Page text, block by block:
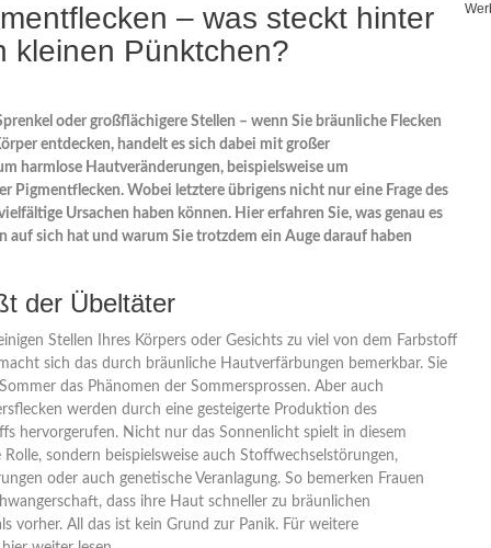
– was steckt hinter
kleinen Pünktchen?
oder großflächigere Stellen – wenn Sie bräunliche Flecken
entdecken, handelt es sich dabei mit großer
harmlose Hautveränderungen, beispielsweise um
Pigmentflecken. Wobei letztere übrigens nicht nur eine Frage des
Ursachen haben können. Hier erfahren Sie, was genau es
auf sich hat und warum Sie trotzdem ein Auge darauf haben
der Übeltäter
Stellen Ihres Körpers oder Gesichts zu viel von dem Farbstoff
sich das durch bräunliche Hautverfärbungen bemerkbar. Sie
das Phänomen der Sommersprossen. Aber auch
werden durch eine gesteigerte Produktion des
hervorgerufen. Nicht nur das Sonnenlicht spielt in diesem
Rolle, sondern beispielsweise auch Stoffwechselstörungen,
oder auch genetische Veranlagung. So bemerken Frauen
dass ihre Haut schneller zu bräunlichen
vorher. All das ist kein Grund zur Panik. Für weitere